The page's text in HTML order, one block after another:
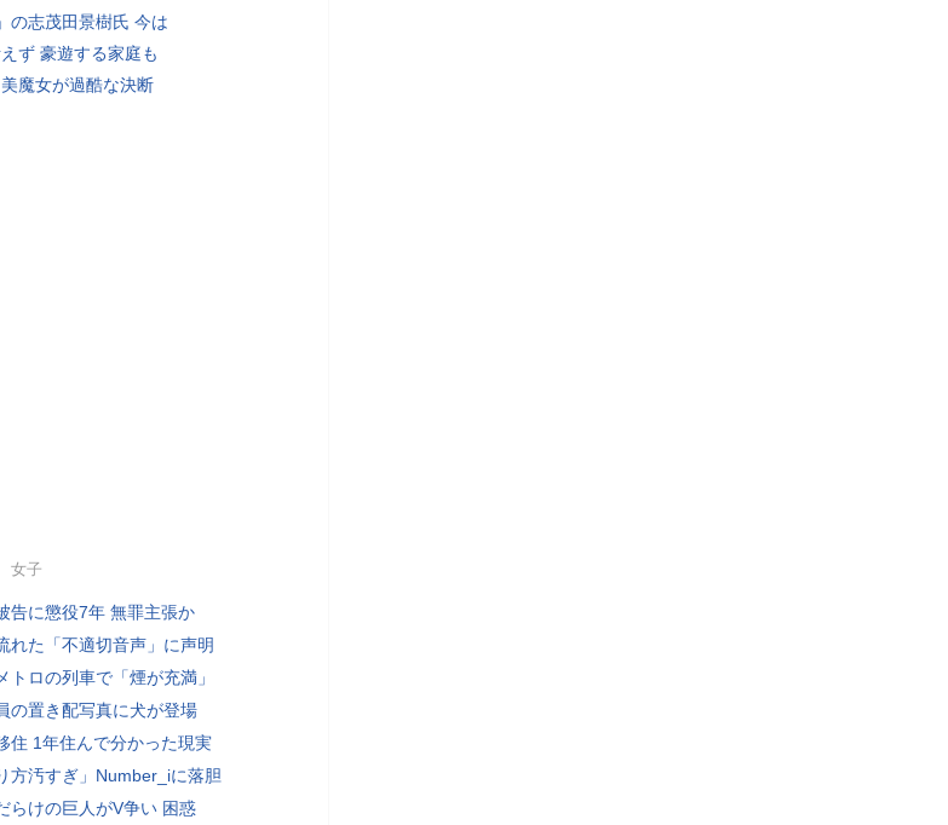
の志茂田景樹氏 今は
ず 豪遊する家庭も
魔女が過酷な決断
女子
告に懲役7年 無罪主張か
れた「不適切音声」に声明
トロの列車で「煙が充満」
の置き配写真に犬が登場
住 1年住んで分かった現実
方汚すぎ」Number_iに落胆
らけの巨人がV争い 困惑